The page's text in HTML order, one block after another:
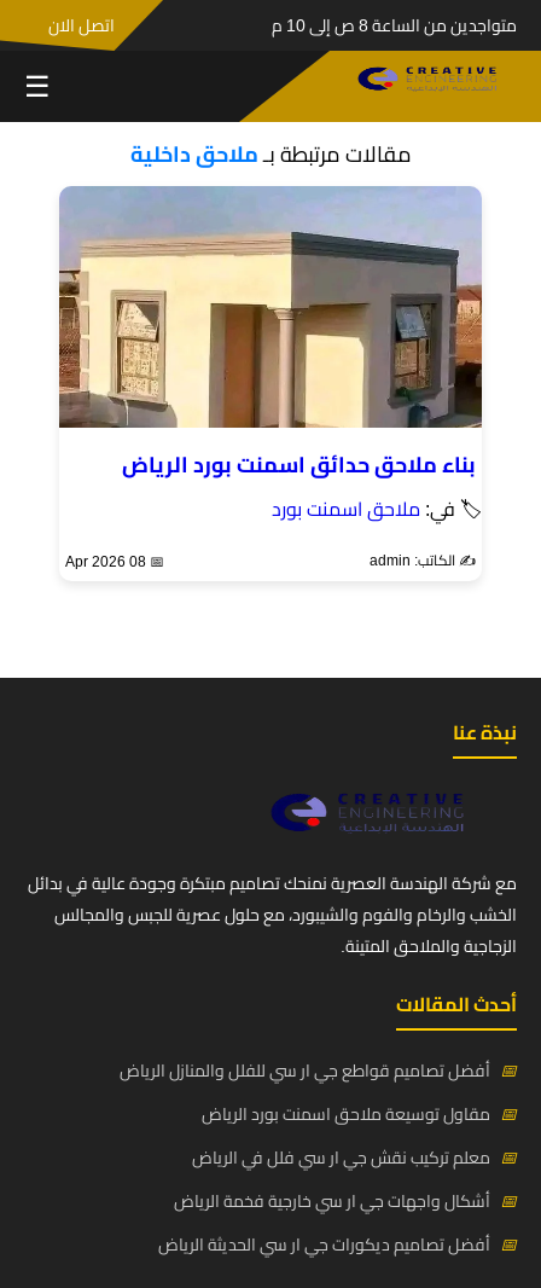
متواجدين من الساعة 8 ص إلى 10 م اتصل الان
☰
مقالات مرتبطة بـملاحق داخلية
بناء ملاحق حدائق اسمنت بورد الرياض
🏷 في: ملاحق اسمنت بورد
✍️ الكاتب: admin 📅 08 Apr 2026
نبذة عنا
مع شركة الهندسة العصرية نمنحك تصاميم مبتكرة وجودة عالية في بدائل
الخشب والرخام والفوم والشيبورد، مع حلول عصرية للجبس والمجالس
الزجاجية والملاحق المتينة.
أحدث المقالات
📅 أفضل تصاميم قواطع جي ار سي للفلل والمنازل الرياض
📅 مقاول توسيعة ملاحق اسمنت بورد الرياض
📅 معلم تركيب نقش جي ار سي فلل في الرياض
📅 أشكال واجهات جي ار سي خارجية فخمة الرياض
📅 أفضل تصاميم ديكورات جي ار سي الحديثة الرياض